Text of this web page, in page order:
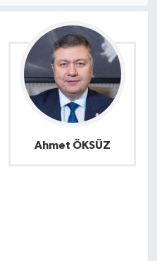
Ahmet ÖKSÜZ